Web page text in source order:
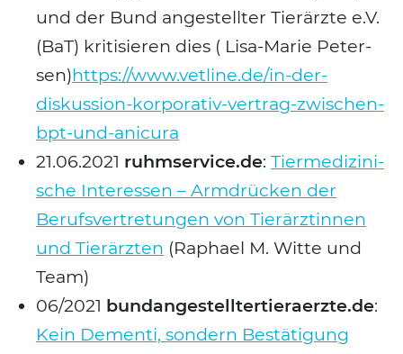
und der Bund ange­stell­ter Tier­ärz­te e.V.
(BaT) kri­ti­sie­ren dies ( Lisa-Marie Peter­
sen)https://www.vetline.de/in-der-
diskussion-korporativ-vertrag-zwischen-
bpt-und-anicura
21.06.2021 ruhmservice.de: Tier­me­di­zi­ni­
sche Inter­es­sen – Arm­drü­cken der
Berufs­ver­tre­tun­gen von Tier­ärz­tin­nen
und Tier­ärz­ten (Rapha­el M. Wit­te und
Team)
06/2021 bundangestelltertieraerzte.de:
Kein Demen­ti, son­dern Bestä­ti­gung